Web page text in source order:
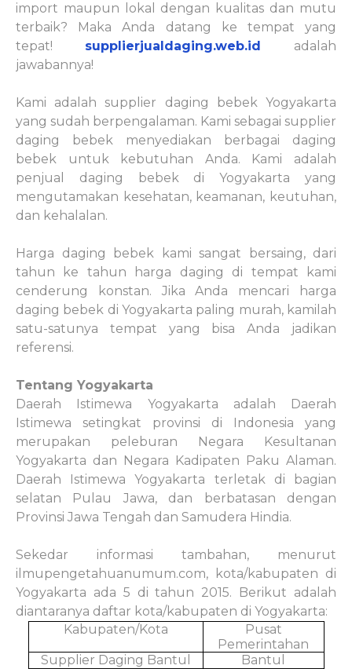
import maupun lokal dengan kualitas dan mutu
terbaik? Maka Anda datang ke tempat yang
tepat! supplierjualdaging.web.id
adalah
jawabannya!
Kami adalah supplier daging bebek Yogyakarta
yang sudah berpengalaman. Kami sebagai supplier
daging bebek menyediakan berbagai daging
bebek untuk kebutuhan Anda. Kami adalah
penjual daging bebek di Yogyakarta yang
mengutamakan kesehatan, keamanan, keutuhan,
dan kehalalan.
Harga daging bebek kami sangat bersaing, dari
tahun ke tahun harga daging di tempat kami
cenderung konstan. Jika Anda mencari harga
daging bebek di Yogyakarta paling murah, kamilah
satu-satunya tempat yang bisa Anda jadikan
referensi.
Tentang Yogyakarta
Daerah Istimewa Yogyakarta adalah Daerah
Istimewa setingkat provinsi di Indonesia yang
merupakan peleburan Negara Kesultanan
Yogyakarta dan Negara Kadipaten Paku Alaman.
Daerah Istimewa Yogyakarta terletak di bagian
selatan Pulau Jawa, dan berbatasan dengan
Provinsi Jawa Tengah dan Samudera Hindia.
Sekedar informasi tambahan, menurut
ilmupengetahuanumum.com, kota/kabupaten di
Yogyakarta ada 5 di tahun 2015. Berikut adalah
diantaranya daftar kota/kabupaten di Yogyakarta:
Kabupaten/Kota
Pusat
Pemerintahan
Supplier Daging Bantul
Bantul